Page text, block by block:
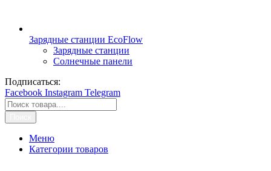
Зарядные станции EcoFlow
Зарядные станции
Солнечные панели
Подписаться:
Facebook Instagram Telegram
Меню
Категории товаров